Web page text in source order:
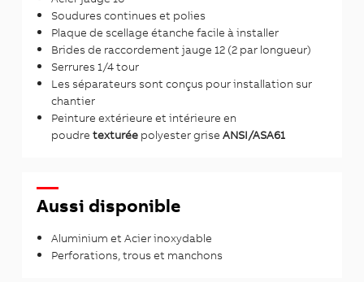
Soudures continues et polies
Plaque de scellage étanche facile à installer
Brides de raccordement jauge 12 (2 par longueur)
Serrures 1/4 tour
Les séparateurs sont conçus pour installation sur
chantier
Peinture extérieure et intérieure en
poudre texturée polyester grise ANSI/ASA61
Aussi disponible
Aluminium et Acier inoxydable
Perforations, trous et manchons